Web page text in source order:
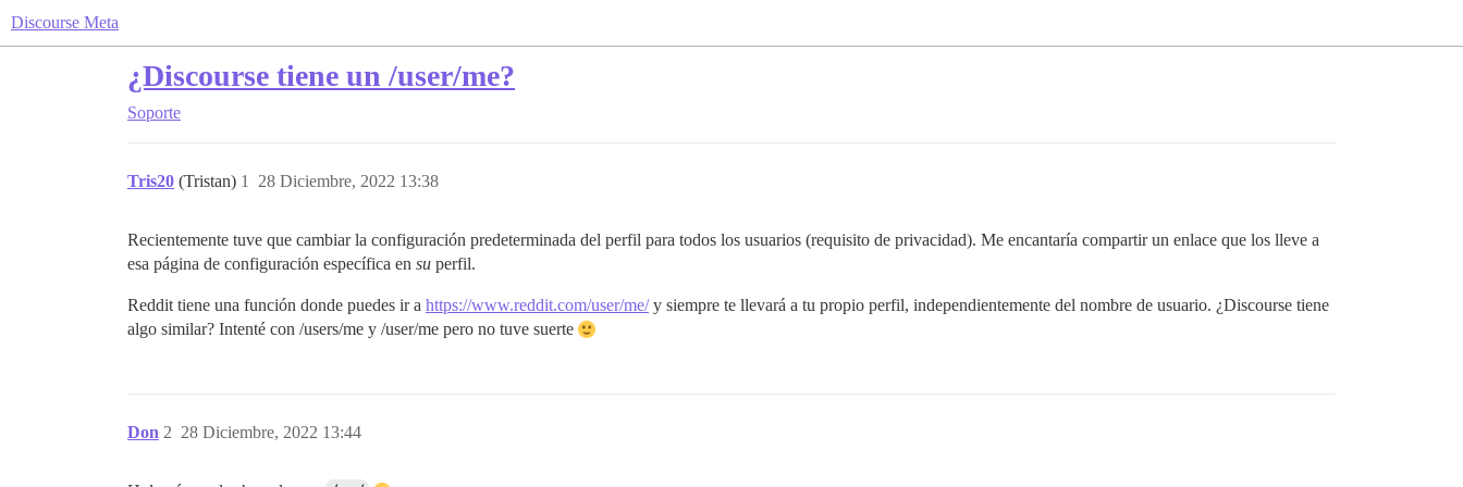
Discourse Meta
¿Discourse tiene un /user/me?
Soporte
Tris20 (Tristan) 28 Diciembre, 2022 13:38
1
Recientemente tuve que cambiar la configuración predeterminada del perfil para todos los usuarios (requisito de privacidad). Me encantaría compartir un enlace que los lleve a
esa página de configuración específica en su perfil.
Reddit tiene una función donde puedes ir a https://www.reddit.com/user/me/y siempre te llevará a tu propio perfil, independientemente del nombre de usuario. ¿Discourse tiene
algo similar? Intenté con /users/me y /user/me pero no tuve suerte
Don 28 Diciembre, 2022 13:44
2